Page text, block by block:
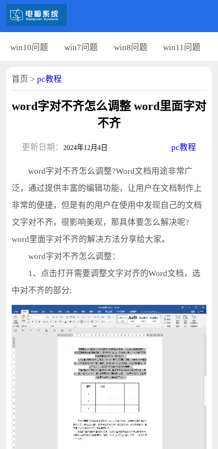
win10问题 win7问题 win8问题 win11问题
首页 > pc教程
word字对不齐怎么调整 word里面字对
不齐
更新日期： 2024年12月4日 pc教程
word字对不齐怎么调整?Word文档用途非常广
泛，通过提供丰富的编辑功能，让用户在文档制作上
非常的便捷，但是有的用户在使用中发现自己的文档
文字对不齐，很影响美观，那具体要怎么解决呢?
word里面字对不齐的解决方法分享给大家。
word字对不齐怎么调整：
1、点击打开需要调整文字对齐的Word文档，选
中对不齐的部分;